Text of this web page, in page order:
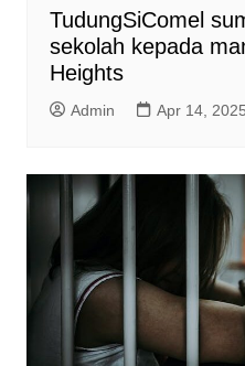
TudungSiComel
sekolah kepada
Heights
Admin Apr 14, 2025